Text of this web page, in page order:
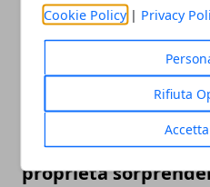
Cookie Policy | Privacy
Rifiuta
La melagrana: un
proprietà